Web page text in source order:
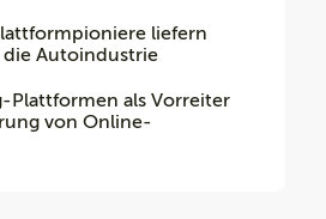
liefern
Autoindustrie
Plattformen als Vorreiter
von Online-